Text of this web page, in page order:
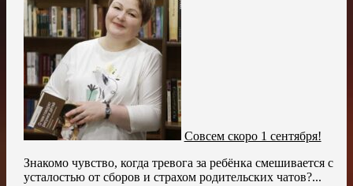
Совсем скоро 1 сентября!
Знакомо чувство, когда тревога за ребёнка смешивается с
усталостью от сборов и страхом родительских чатов?...